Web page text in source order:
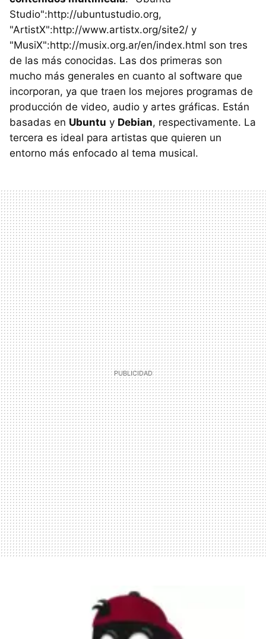
Studio":http://ubuntustudio.org,
"ArtistX":http://www.artistx.org/site2/ y
"MusiX":http://musix.org.ar/en/index.html son tres
de las más conocidas. Las dos primeras son
mucho más generales en cuanto al software que
incorporan, ya que traen los mejores programas de
producción de video, audio y artes gráficas. Están
basadas en Ubuntu y Debian, respectivamente. La
tercera es ideal para artistas que quieren un
entorno más enfocado al tema musical.